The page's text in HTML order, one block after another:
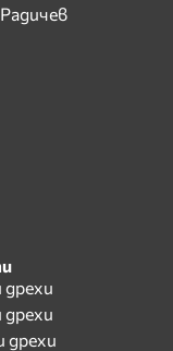
дрехи
дрехи